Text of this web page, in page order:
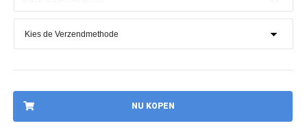
NU KOPEN